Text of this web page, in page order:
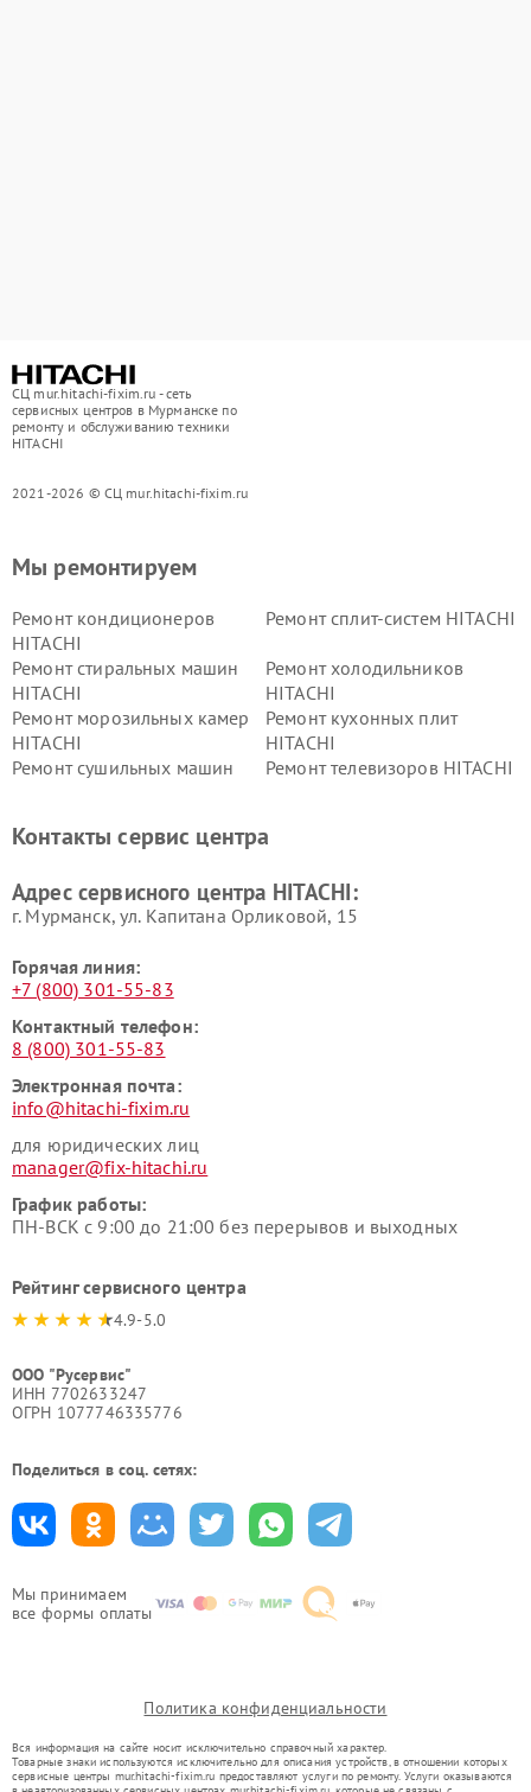
СЦ mur.hitachi-fixim.ru - сеть
сервисных центров в Мурманске по
ремонту и обслуживанию техники
HITACHI
2021-2026 © СЦ mur.hitachi-fixim.ru
Мы принимаем
все формы оплаты
Мы ремонтируем
Ремонт кондиционеров
HITACHI
Ремонт сплит-систем HITACHI
Ремонт стиральных машин
HITACHI
Ремонт холодильников
HITACHI
Ремонт морозильных камер
HITACHI
Ремонт кухонных плит
HITACHI
Ремонт сушильных машин
Ремонт телевизоров HITACHI
данных HITACHI
HITACHI
HITACHI
HITACHI
Контакты сервис центра
Адрес сервисного центра HITACHI:
г. Мурманск, ул. Капитана Орликовой, 15
Горячая линия:
+7 (800) 301-55-83
Контактный телефон:
8 (800) 301-55-83
Электронная почта:
info@hitachi-fixim.ru
для юридических лиц
manager@fix-hitachi.ru
График работы:
ПН-ВСК с 9:00 до 21:00 без перерывов и выходных
Рейтинг сервисного центра
4.9-5.0
ООО "Русервис"
ИНН 7702633247
ОГРН 1077746335776
Поделиться в соц. сетях:
Политика конфиденциальности
Вся информация на сайте носит исключительно справочный характер.
Товарные знаки используются исключительно для описания устройств, в отношении которых
сервисные центры mur.hitachi-fixim.ru предоставляют услуги по ремонту. Услуги оказываются